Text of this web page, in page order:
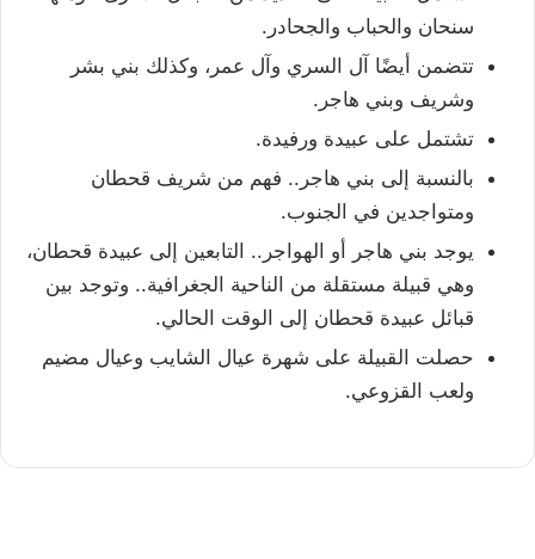
سنحان والحباب والجحادر.
تتضمن أيضًا آل السري وآل عمر، وكذلك بني بشر
وشريف وبني هاجر.
تشتمل على عبيدة ورفيدة.
بالنسبة إلى بني هاجر.. فهم من شريف قحطان
ومتواجدين في الجنوب.
يوجد بني هاجر أو الهواجر.. التابعين إلى عبيدة قحطان،
وهي قبيلة مستقلة من الناحية الجغرافية.. وتوجد بين
قبائل عبيدة قحطان إلى الوقت الحالي.
حصلت القبيلة على شهرة عيال الشايب وعيال مضيم
ولعب القزوعي.